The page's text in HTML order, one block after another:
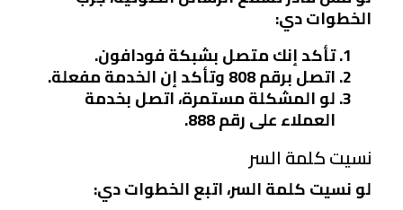
الخطوات دي:
تأكد إنك متصل بشبكة فودافون.
اتصل برقم808وتأكد إن الخدمة مفعلة.
لو المشكلة مستمرة، اتصل بخدمة
العملاء على رقم888
.
نسيت كلمة السر
لو نسيت كلمة السر، اتبع الخطوات دي: